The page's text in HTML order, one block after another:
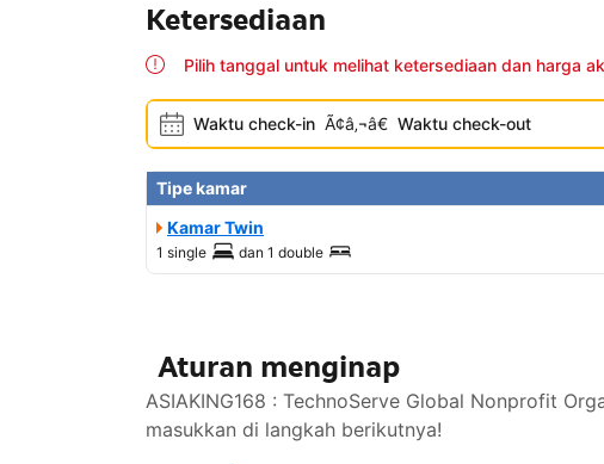
Ketersediaan
Pilih tanggal untuk melihat ketersediaan dan harga
Waktu check-in Ã¢â‚¬â€ Waktu check-out
Tipe kamar
Kamar Twin
1 single dan 1 double
Aturan menginap
ASIAKING168 : TechnoServe Global Nonprofit
masukkan di langkah berikutnya!